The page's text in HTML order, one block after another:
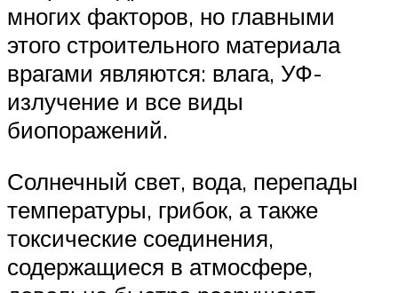
многих факторов, но главными
этого строительного материала
врагами являются: влага, УФ-
излучение и все виды
биопоражений.
Солнечный свет, вода, перепады
температуры, грибок, а также
токсические соединения,
содержащиеся в атмосфере,